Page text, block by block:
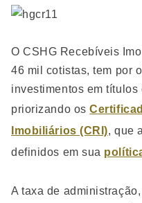
O CSHG Recebíveis
46 mil cotistas, tem por
investimentos em
priorizando os
Imobiliários (CRI), que
definidos em sua
A taxa de